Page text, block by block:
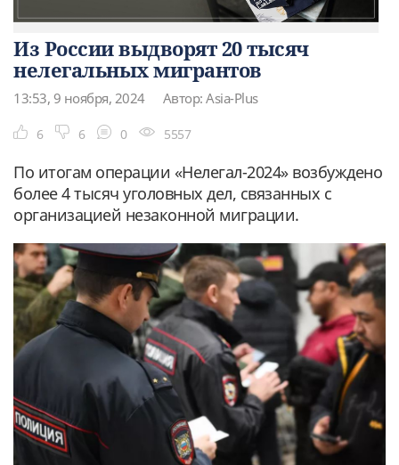
Из России выдворят 20 тысяч
нелегальных мигрантов
13:53, 9 ноября, 2024 Автор: Asia-Plus
6 6 0 5557
По итогам операции «Нелегал-2024» возбуждено
более 4 тысяч уголовных дел, связанных с
организацией незаконной миграции.